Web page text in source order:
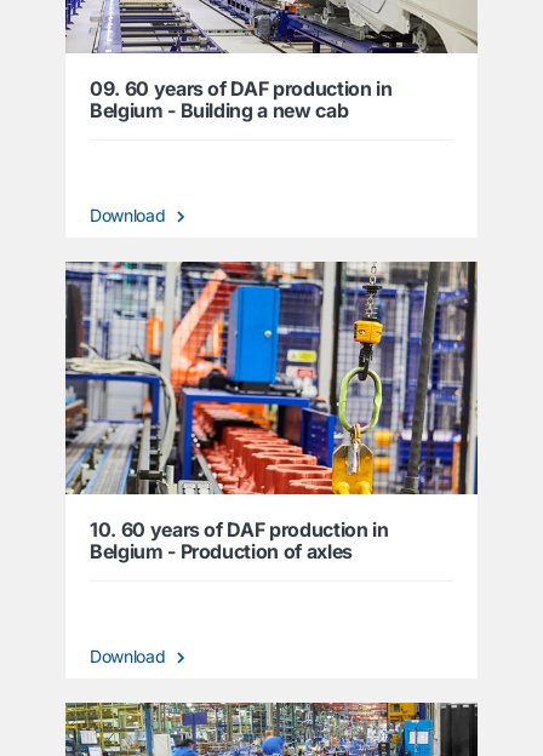
09. 60 years of DAF production in
Belgium - Building a new cab
Download
10. 60 years of DAF production in
Belgium - Production of axles
Download